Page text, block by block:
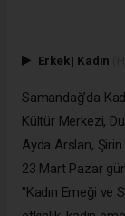
Erkek | Kadın
Samandağ’da
Kültür Merkezi,
Ayda Arslan,
23 Mart Pazar
"Kadın Emeği ve